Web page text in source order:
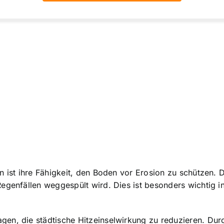
ist ihre Fähigkeit, den Boden vor Erosion zu schützen.
weggespült wird. Dies ist besonders wichtig
die städtische Hitzeinselwirkung zu reduzieren.